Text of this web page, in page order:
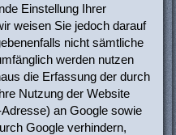
Einstellung Ihrer
weisen Sie jedoch darauf
nicht sämtliche
werden nutzen
die Erfassung der durch
Nutzung der Website
an Google sowie
Google verhindern,